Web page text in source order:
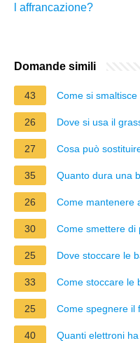
l affrancazione?
Domande simili
43 Come si smaltisce
26 Dove si usa il
27 Cosa può
35 Quanto dura una
26 Come mantenere
30 Come smettere di
25 Dove stoccare le
33 Come stoccare le
25 Come spegnere il
40 Quanti elettroni